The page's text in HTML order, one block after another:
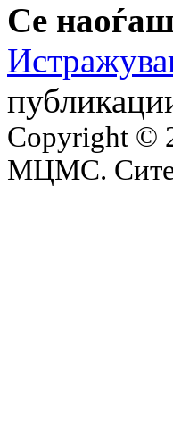
Се
Copyright ©
МЦМС. Сите